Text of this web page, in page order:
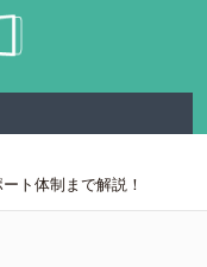
ト体制まで解説！